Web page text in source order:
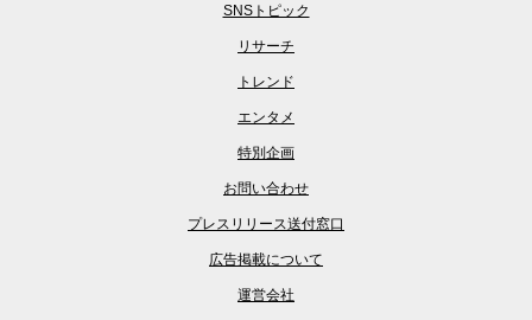
SNSトピック
リサーチ
トレンド
エンタメ
特別企画
お問い合わせ
プレスリリース送付窓口
広告掲載について
運営会社